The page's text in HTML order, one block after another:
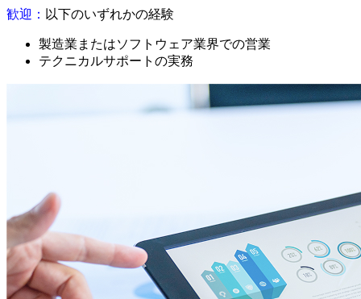
歓迎： 以下のいずれかの経験
製造業またはソフトウェア業界での営業
テクニカルサポートの実務